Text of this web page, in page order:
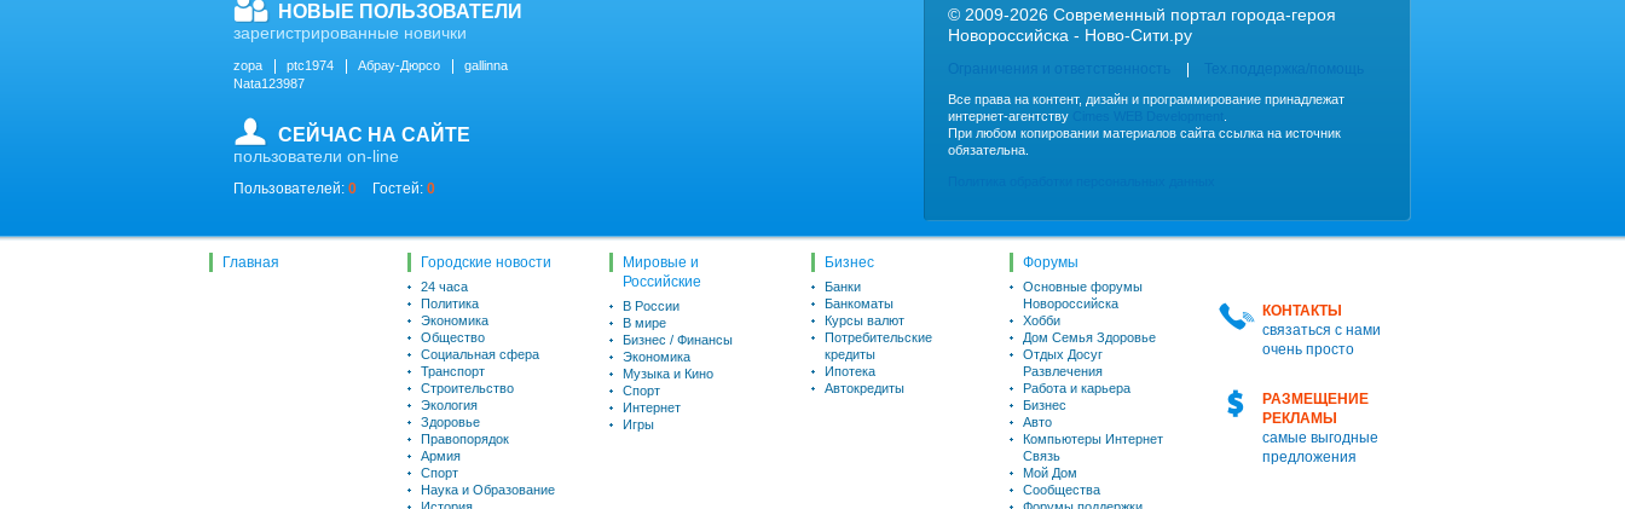
© 2009-2026 Современный портал города-героя
Новороссийска - Ново-Сити.ру
Все права на контент, дизайн и программирование принадлежат
интернет-агентству
При любом копировании материалов сайта ссылка на источник
обязательна.
НОВЫЕ ПОЛЬЗОВАТЕЛИ
зарегистрированные новички
zopa ptc1974 Абрау-Дюрсо
gallinna
Nata123987
СЕЙЧАС НА САЙТЕ
пользователи on-line
Пользователей: 0 Гостей: 0
КОНТАКТЫ
связаться с нами
очень просто
РАЗМЕЩЕНИЕ
РЕКЛАМЫ
самые выгодные
предложения
Главная Городские новости
24 часа
Политика
Экономика
Общество
Социальная сфера
Транспорт
Строительство
Экология
Здоровье
Правопорядок
Армия
Спорт
Наука и Образование
Мировые и
Российские
В России
В мире
Бизнес / Финансы
Экономика
Музыка и Кино
Спорт
Интернет
Игры
Бизнес
Банки
Банкоматы
Курсы валют
Потребительские
кредиты
Ипотека
Автокредиты
Форумы
Основные форумы
Новороссийска
Хобби
Дом Семья Здоровье
Отдых Досуг
Развлечения
Работа и карьера
Бизнес
Авто
Компьютеры Интернет
Связь
Мой Дом
Сообщества